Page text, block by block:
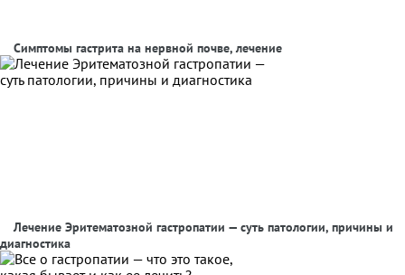
Симптомы гастрита на нервной почве, лечение
Лечение Эритематозной гастропатии — суть патологии, причины и
диагностика